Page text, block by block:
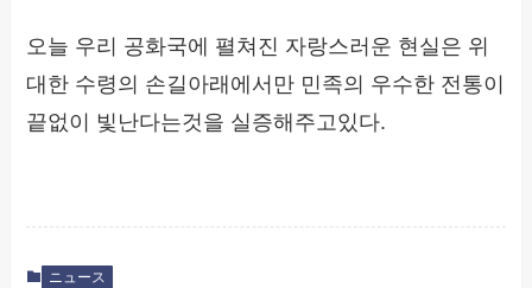
오늘 우리 공화국에 펼쳐진 자랑스러운 현실은 위
대한 수령의 손길아래에서만 민족의 우수한 전통이
끝없이 빛난다는것을 실증해주고있다.
ニュース